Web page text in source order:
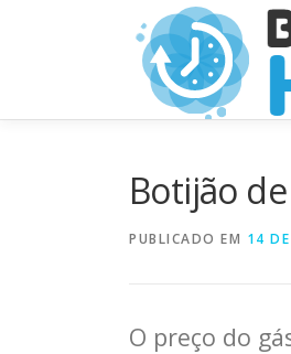
Botijão
PUBLICADO EM 14
O preço do